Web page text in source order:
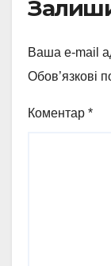
Ваша e-mail
Обов’язкові
Коментар *